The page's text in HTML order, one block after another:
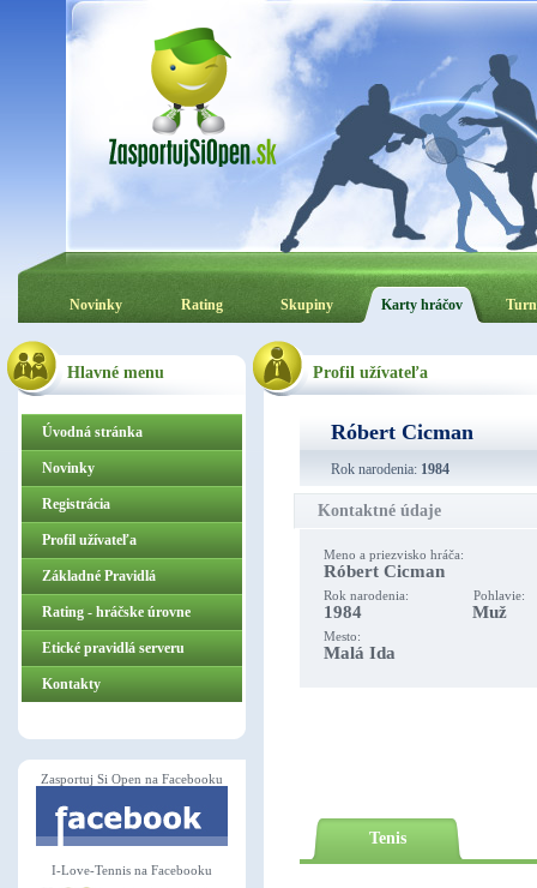
Novinky Rating Skupiny Karty hráčov
Hlavné menu
Úvodná stránka
Novinky
Registrácia
Profil užívateľa
Základné Pravidlá
ZasportujSiOpen.sk
Rating - hráčske úrovne
Etické pravidlá serveru
Kontakty
Zasportuj Si Open na Facebooku
I-Love-Tennis na Facebooku
Profil užívateľa
Róbert Cicman
Rok narodenia: 1984
Kontaktné údaje
Meno a priezvisko hráča:
Róbert Cicman
Rok narodenia: Pohlavie:
1984 Muž
Mesto:
Malá Ida
Tenis